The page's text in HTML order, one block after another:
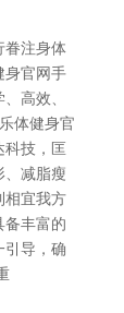
眷注身体
身官网手
高效、
体健身官
科技，匡
、减脂瘦
相宜我方
备丰富的
引导，确